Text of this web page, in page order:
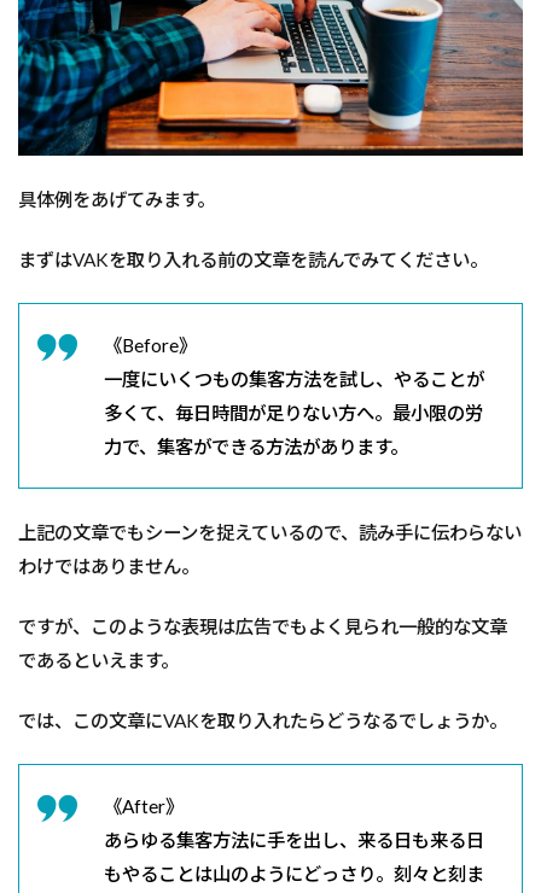
具体例をあげてみます。
まずはVAKを取り入れる前の文章を読んでみてください。
《Before》
一度にいくつもの集客方法を試し、やることが
多くて、毎日時間が足りない方へ。最小限の労
力で、集客ができる方法があります。
上記の文章でもシーンを捉えているので、読み手に伝わらない
わけではありません。
ですが、このような表現は広告でもよく見られ一般的な文章
であるといえます。
では、この文章にVAKを取り入れたらどうなるでしょうか。
《After》
あらゆる集客方法に手を出し、来る日も来る日
もやることは山のようにどっさり。刻々と刻ま